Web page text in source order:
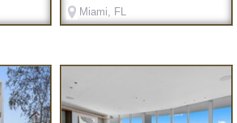
Miami, FL